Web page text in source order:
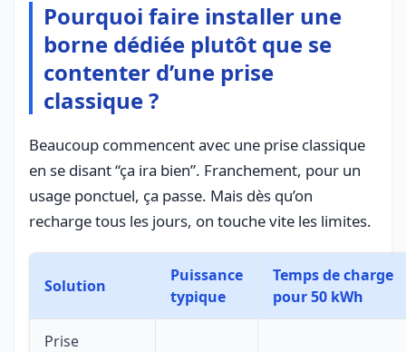
Pourquoi faire installer une
borne dédiée plutôt que se
contenter d’une prise
classique ?
Beaucoup commencent avec une prise classique
en se disant “ça ira bien”. Franchement, pour un
usage ponctuel, ça passe. Mais dès qu’on
recharge tous les jours, on touche vite les limites.
Solution
Puissance
typique
Temps de charge
pour 50 kWh
Prise